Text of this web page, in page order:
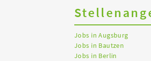
Jobs in Augsburg
Jobs in Bautzen
Jobs in Berlin